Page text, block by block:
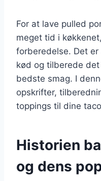
For at lave pulled
meget tid i
forberedelse. Det
kød og tilberede
bedste smag. I
opskrifter,
toppings til dine
Historien
og dens